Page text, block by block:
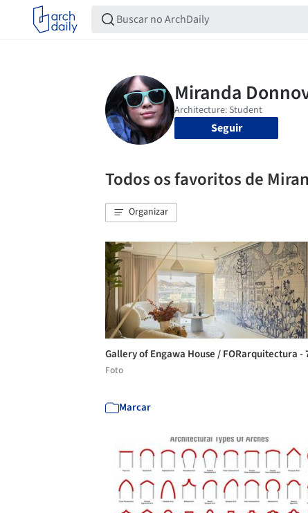
Seguir
Todos os favoritos de
Organizar
Gallery of Engawa House / FORarquitectura -
Foto
Marcar